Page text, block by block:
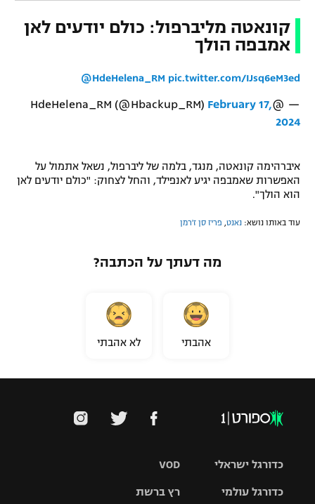
קונאטה מליברפול: כולם יודעים לאן
אמבפה הולך
@HdeHelena_RM pic.twitter.com/IJsq6eM3ed
— @HdeHelena_RM (@Hbackup_RM)
February 17,
2024
איברהימה קונאטה, מנגד, בלמה של ליברפול, נשאל אתמול על
האפשרות שאמבפה יגיע לאנפילד, והחל לצחוק: "כולם יודעים לאן
הוא הולך".
עוד באותו נושא: נאנט פריז סן ז'רמן
מה דעתך על הכתבה?
אהבתי לא אהבתי
VOD
רץ ברשת
כדורגל ישראלי
כדורגל עולמי